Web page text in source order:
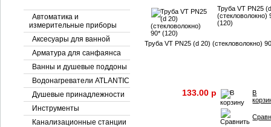
Автоматика и
измерительные приборы
Аксесуары для ванной
Арматура для санфаянса
Ванны и душевые поддоны
Водонагреватели ATLANTIC
Душевые принадлежности
Инструменты
Канализационные станции
Труба VT PN25
(стекловолокно)
(120)
Труба VT PN25 (d 20) (стекловолокно)
133.00 p
В